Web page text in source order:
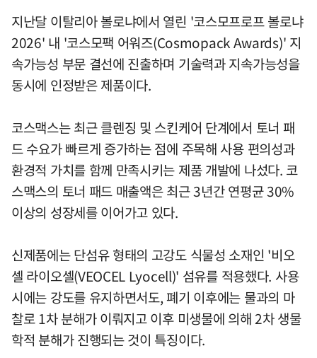
지난달 이탈리아 볼로냐에서 열린 '코스모프로프 볼로냐
2026' 내 '코스모팩 어워즈(Cosmopack Awards)' 지
속가능성 부문 결선에 진출하며 기술력과 지속가능성을
동시에 인정받은 제품이다.
코스맥스는 최근 클렌징 및 스킨케어 단계에서 토너 패
드 수요가 빠르게 증가하는 점에 주목해 사용 편의성과
환경적 가치를 함께 만족시키는 제품 개발에 나섰다. 코
스맥스의 토너 패드 매출액은 최근 3년간 연평균 30%
이상의 성장세를 이어가고 있다.
신제품에는 단섬유 형태의 고강도 식물성 소재인 '비오
셀 라이오셀(VEOCEL Lyocell)' 섬유를 적용했다. 사용
시에는 강도를 유지하면서도, 폐기 이후에는 물과의 마
찰로 1차 분해가 이뤄지고 이후 미생물에 의해 2차 생물
학적 분해가 진행되는 것이 특징이다.